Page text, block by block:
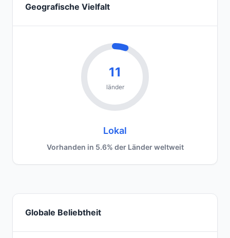
Geografische Vielfalt
11
länder
Lokal
Vorhanden in 5.6% der Länder weltweit
Globale Beliebtheit